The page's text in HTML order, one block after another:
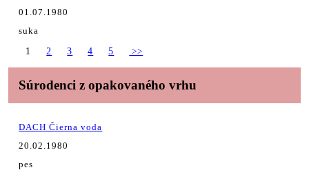
01.07.1980
suka
1
2 3 4 5 >>
Súrodenci z opakovaného vrhu
DACH Čierna voda
20.02.1980
pes